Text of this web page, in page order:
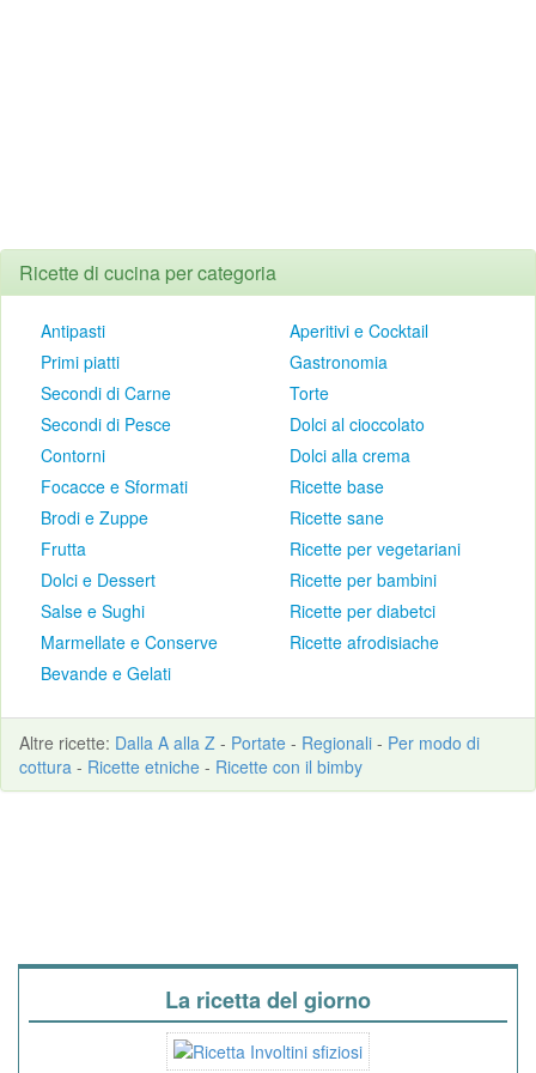
Ricette di cucina per categoria
Antipasti
Primi piatti
Secondi di Carne
Secondi di Pesce
Contorni
Focacce e Sformati
Brodi e Zuppe
Frutta
Dolci e Dessert
Salse e Sughi
Marmellate e Conserve
Bevande e Gelati
Aperitivi e Cocktail
Gastronomia
Torte
Dolci al cioccolato
Dolci alla crema
Ricette base
Ricette sane
Ricette per vegetariani
Ricette per bambini
Ricette per diabetci
Ricette afrodisiache
Altre ricette: Dalla A alla Z - Portate - Regionali - Per modo di
cottura - Ricette etniche - Ricette con il bimby
La ricetta del giorno